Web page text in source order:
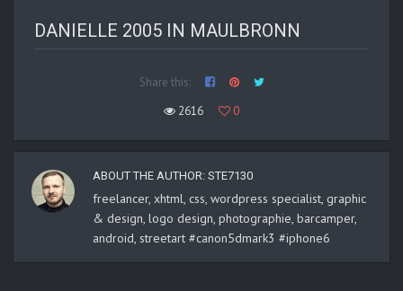
DANIELLE 2005 IN MAULBRONN
Share this:
2616
0
ABOUT THE AUTHOR: STE7130
freelancer, xhtml, css, wordpress specialist, graphic
& design, logo design, photographie, barcamper,
android, streetart #canon5dmark3 #iphone6